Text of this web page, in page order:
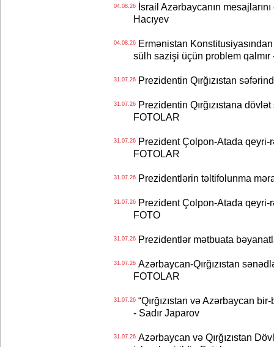
04.08.26İsrail Azərbaycanın
Hacıyev
04.08.26Ermənistan Konstitusiyasından
sülh sazişi üçün problem qalmır
31.07.26Prezidentin Qırğızıstan
31.07.26Prezidentin Qırğızıstana dövlət
FOTOLAR
31.07.26Prezident Çolpon-Atada qeyri-
FOTOLAR
31.07.26Prezidentlərin təltifolunma
31.07.26Prezident Çolpon-Atada qeyri-
FOTO
31.07.26Prezidentlər mətbuata
31.07.26Azərbaycan-Qırğızıstan
FOTOLAR
31.07.26“Qırğızıstan və Azərbaycan
- Sadır Japarov
31.07.26Azərbaycan və Qırğızıstan